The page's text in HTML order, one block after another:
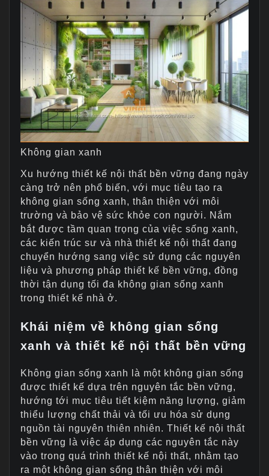
Không gian xanh
Xu hướng thiết kế nội thất bền vững đang ngày
càng trở nên phổ biến, với mục tiêu tạo ra
không gian sống xanh, thân thiện với môi
trường và bảo vệ sức khỏe con người. Nắm
bắt được tầm quan trọng của việc sống xanh,
các kiến trúc sư và nhà thiết kế nội thất đang
chuyển hướng sang việc sử dụng các nguyên
liệu và phương pháp thiết kế bền vững, đồng
thời tận dụng tối đa không gian sống xanh
trong thiết kế nhà ở.
Khái niệm về không gian sống
xanh và thiết kế nội thất bền vững
Không gian sống xanh là một không gian sống
được thiết kế dựa trên nguyên tắc bền vững,
hướng tới mục tiêu tiết kiệm năng lượng, giảm
thiểu lượng chất thải và tối ưu hóa sử dụng
nguồn tài nguyên thiên nhiên. Thiết kế nội thất
bền vững là việc áp dụng các nguyên tắc này
vào trong quá trình thiết kế nội thất, nhằm tạo
ra một không gian sống thân thiện với môi